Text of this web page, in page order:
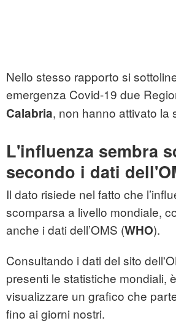
Nello stesso rapporto si
emergenza Covid-19 due
Calabria, non hanno attivato la
L'influenza sembra
secondo i dati
Il dato risiede nel fatto che
scomparsa a livello mondiale,
anche i dati dell’OMS (WHO).
Consultando i dati del sito
presenti le statistiche mondiali,
visualizzare un grafico che
fino ai giorni nostri.